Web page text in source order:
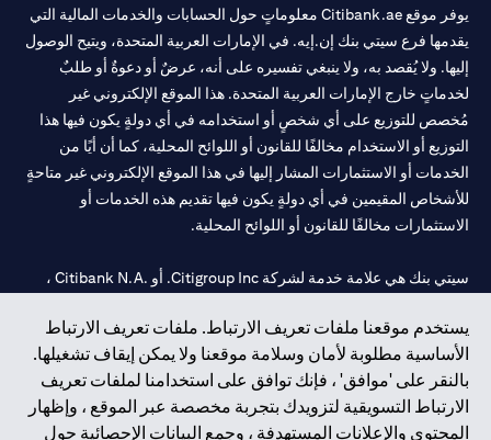
يستخدم موقعنا ملفات تعريف الارتباط. ملفات تعريف الارتباط
الأساسية مطلوبة لأمان وسلامة موقعنا ولا يمكن إيقاف تشغيلها.
بالنقر على 'موافق' ، فإنك توافق على استخدامنا لملفات تعريف
الارتباط التسويقية لتزويدك بتجربة مخصصة عبر الموقع ، وإظهار
المحتوى والإعلانات المستهدفة ، وجمع البيانات الإحصائية حول
يوفر موقع Citibank.ae معلوماتٍ حول الحسابات والخدمات المالية التي
يقدمها فرع سيتي بنك إن.إيه. في الإمارات العربية المتحدة، ويتيح الوصول
إليها. ولا يُقصد به، ولا ينبغي تفسيره على أنه، عرضٌ أو دعوةٌ أو طلبٌ
لخدماتٍ خارج الإمارات العربية المتحدة. هذا الموقع الإلكتروني غير
مُخصص للتوزيع على أي شخصٍ أو استخدامه في أي دولةٍ يكون فيها هذا
التوزيع أو الاستخدام مخالفًا للقانون أو اللوائح المحلية، كما أن أيًا من
الخدمات أو الاستثمارات المشار إليها في هذا الموقع الإلكتروني غير متاحةٍ
للأشخاص المقيمين في أي دولةٍ يكون فيها تقديم هذه الخدمات أو
الاستثمارات مخالفًا للقانون أو اللوائح المحلية.
سيتي بنك هي علامة خدمة لشركة Citigroup Inc. أو .Citibank N.A ،
سيتي بنك إن. إيه. الإمارات مسجل لدى مصرف الإمارات المركزي تحت
أرقام التراخيص 202563 لفرع الوصل في دبي، 531989 لفرع مول
الإمارات في دبي، وCN-1002019لفرع أبوظبي. هاتف: 4000 311 04.
فرع سيتي بنك إن إيه - الإمارات العربية المتحدة مرخص من مصرف